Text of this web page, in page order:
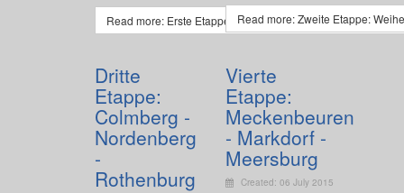
Read more: Erste Etappe: Roßtal - Heilsbronn - Weihenzell
Read more: Zweite Etappe:
Dritte
Etappe:
Colmberg -
Nordenberg
-
Rothenburg
Vierte
Etappe:
Meckenbeuren
- Markdorf -
Meersburg
Created: 06 July 2015